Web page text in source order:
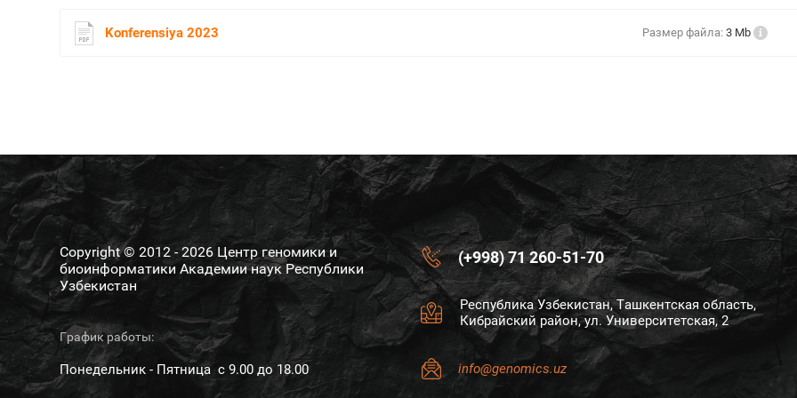
Konferensiya 2023 Размер файла:3 Mb
Copyright © 2012 - 2026 Центр геномики и
биоинформатики Академии наук Республики
Узбекистан
График работы:
Понедельник - Пятница с 9.00 до 18.00
(+998) 71 260-51-70
Республика Узбекистан, Ташкентская область,
Кибрайский район, ул. Университетская, 2
info@genomics.uz